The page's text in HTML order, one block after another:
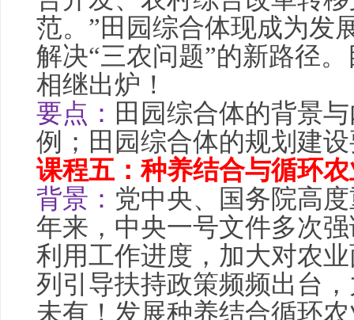
范。”田园综合体现成为发
解决“三农问题”的新路径
相继出炉！
要点： 田园综合体的背景
例；田园综合体的规划建
课程五：种养结合与循环
背景： 党中央、国务院高
年来，中央一号文件多次
利用工作进度，加大对农
列引导扶持政策频频出台
未有！发展种养结合循环